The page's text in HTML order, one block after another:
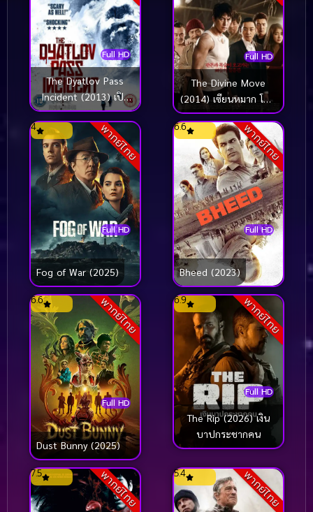
Full HD
The Dyatlov Pass
Incident (2013) เปิด
แฟ้ม..บันทึกมรณะ
Full HD
The Divine Move
(2014) เซียนหมาก โค่น
โคตรเซียน
พากย์ไทย
Full HD
4
Fog of War (2025)
พากย์ไทย
Full HD
6.6
Bheed (2023)
พากย์ไทย
Full HD
6.6
Dust Bunny (2025)
พากย์ไทย
Full HD
6.9
The Rip (2026) เงิน
บาปกระชากคน
พากย์ไทย
7.5 พากย์ไทย
5.4